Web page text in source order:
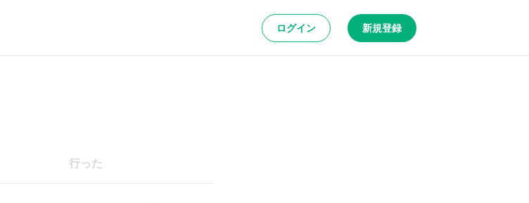
ログイン 新規登録
行った